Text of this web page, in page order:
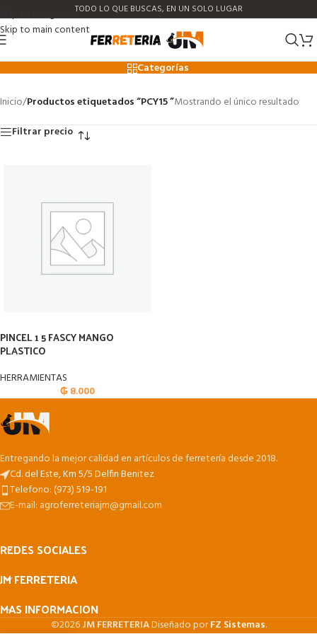
Skip to navigation
Skip to main content
TODO LO QUE BUSCAS, EN UN SOLO LUGAR
PCY15
Categorías
Inicio/Productos etiquetados “PCY15 ”Mostrando el único resultado
Filtrar precio
PINCEL 1 5 FASCY MANGO
PLASTICO
HERRAMIENTAS
₲ 8.000
Entregando la mejor calidad en artículos de ferretería desde 2018.
Cd. del Este, Km 5/5 Delfin Benitez
Telefono: (973) 519-191
E-mail: agroferreteriajm@gmail.com
REDES SOCIALES
JM FERRETERIA
MAS INFORMACION
©2026JM FERRETERIADiseñado porFZ Sistemas.